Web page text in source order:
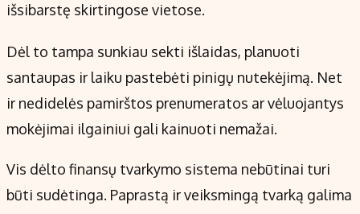
išsibarstę skirtingose vietose.
Dėl to tampa sunkiau sekti išlaidas, planuoti
santaupas ir laiku pastebėti pinigų nutekėjimą. Net
ir nedidelės pamirštos prenumeratos ar vėluojantys
mokėjimai ilgainiui gali kainuoti nemažai.
Vis dėlto finansų tvarkymo sistema nebūtinai turi
būti sudėtinga. Paprastą ir veiksmingą tvarką galima